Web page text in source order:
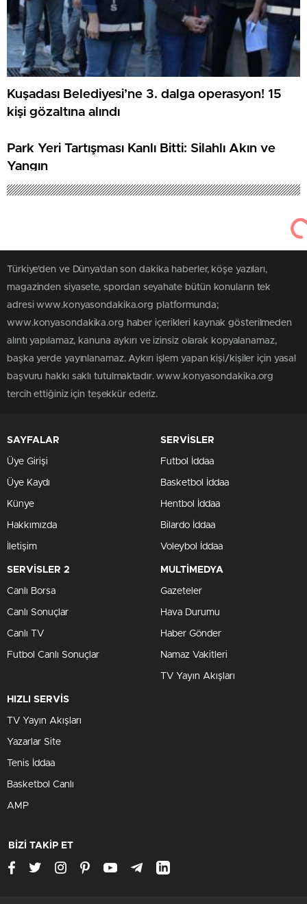
Kuşadası Belediyesi’ne 3. dalga operasyon! 15
kişi gözaltına alındı
Park Yeri Tartışması Kanlı Bitti: Silahlı Akın ve
Yangın
Türkiye'den ve Dünya’dan son dakika haberler, köşe yazıları,
magazinden siyasete, spordan seyahate bütün konuların tek
adresi www.konyasondakika.org platformunda;
www.konyasondakika.org haber içerikleri kaynak gösterilmeden
alıntı yapılamaz, kanuna aykırı ve izinsiz olarak kopyalanamaz,
başka yerde yayınlanamaz. Aykırı işlem yapan kişi/kişiler için yasal
başvuru hakkı saklı tutulmaktadır. www.konyasondakika.org
tercih ettiğiniz için teşekkür ederiz.
SAYFALAR
Üye Girişi
Üye Kaydı
Künye
Hakkımızda
İletişim
SERVİSLER
Futbol İddaa
Basketbol İddaa
Hentbol İddaa
Bilardo İddaa
Voleybol İddaa
SERVİSLER 2
Canlı Borsa
Canlı Sonuçlar
Canlı TV
Futbol Canlı Sonuçlar
MULTİMEDYA
Gazeteler
Hava Durumu
Haber Gönder
Namaz Vakitleri
TV Yayın Akışları
HIZLI SERVİS
TV Yayın Akışları
Yazarlar Site
Tenis İddaa
Basketbol Canlı
AMP
BİZİ TAKİP ET